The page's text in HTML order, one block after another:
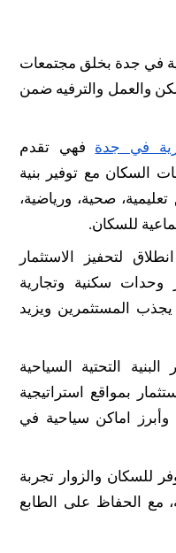
في جدة بخلق مجتمعات
والعمل والترفيه ضمن
في جدة فهي تقدم
السكان مع توفير بنية
صحية، ورياضية،
للسكان.​
لتحفيز الاستثمار
وحدات سكنية وتجارية
المستثمرين ويزيد
التحتية السياحية
بمواقع استراتيجية
وأبرز اماكن سياحية في
للسكان والزوار تجربة
مع الحفاظ على الطابع